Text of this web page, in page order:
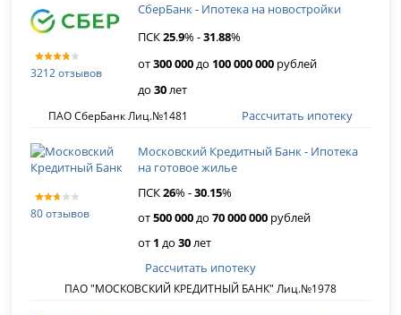
3212 отзывов
СберБанк - Ипотека на новостройки
ПСК25.9% -31.88%
от300 000до 100 000 000 рублей
до30лет
ПАО СберБанк Лиц.№1481 Рассчитать ипотеку
80 отзывов
Московский Кредитный Банк - Ипотека
на готовое жилье
ПСК26% -30.15%
от500 000до70 000 000 рублей
от 1 до30лет
ПАО "МОСКОВСКИЙ КРЕДИТНЫЙ БАНК" Лиц.№1978
Рассчитать ипотеку